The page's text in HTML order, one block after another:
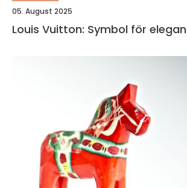
05. August 2025
Louis Vuitton: Symbol för